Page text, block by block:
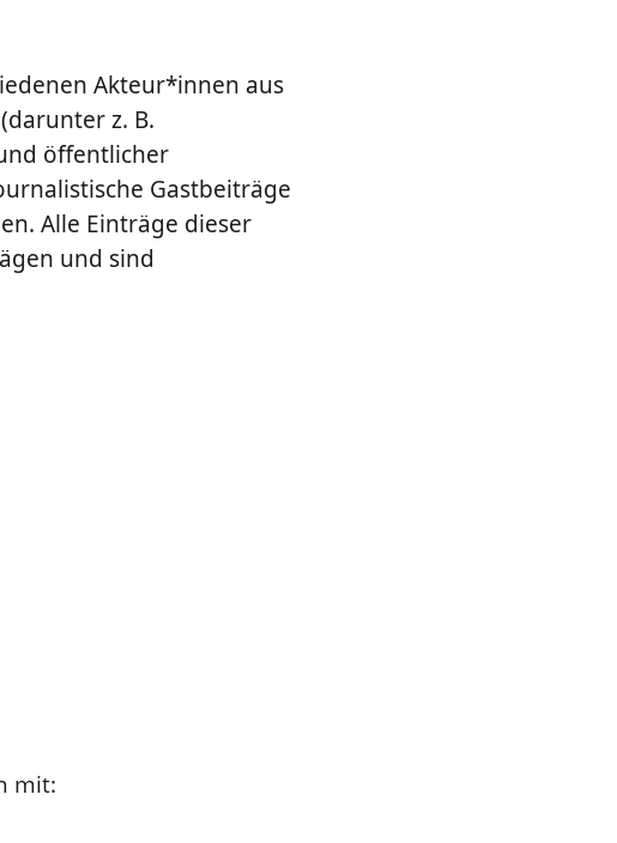
Akteur*innen aus
z. B.
öffentlicher
Gastbeiträge
Alle Einträge dieser
und sind
mit: